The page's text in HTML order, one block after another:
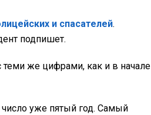
и спасателей.
подпишет.
же цифрами, как и в начале
уже пятый год. Самый